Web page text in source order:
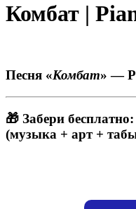
Комбат |
Песня «Комбат» —
🎁 Забери
(музыка + арт +